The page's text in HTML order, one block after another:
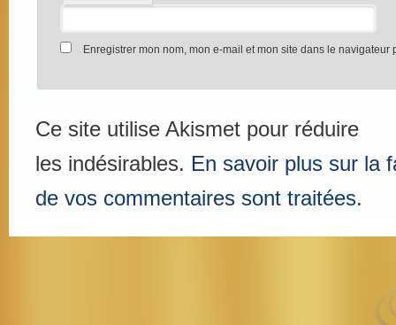
Enregistrer mon nom, mon e-mail et mon site dans le navigateur
Ce site utilise Akismet pour réduire
les indésirables. En savoir plus sur la
de vos commentaires sont traitées.